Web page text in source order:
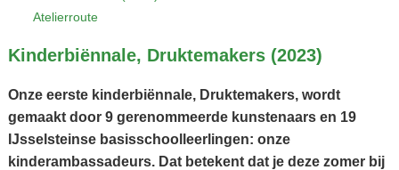
Atelierroute
Kinderbiënnale, Druktemakers (2023)
Onze eerste kinderbiënnale, Druktemakers, wordt
gemaakt door 9 gerenommeerde kunstenaars en 19
IJsselsteinse basisschoolleerlingen: onze
kinderambassadeurs. Dat betekent dat je deze zomer bij